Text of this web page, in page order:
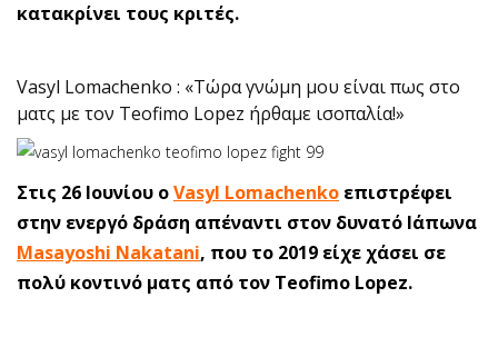
κατακρίνει τους κριτές.
Vasyl Lomachenko : «Τώρα γνώμη μου είναι πως στο
ματς με τον Teofimo Lopez ήρθαμε ισοπαλία!»
Στις 26 Ιουνίου οVasyl Lomachenko επιστρέφει
στην ενεργό δράση απέναντι στον δυνατό Ιάπωνα
Masayoshi Nakatani, που το 2019 είχε χάσει σε
πολύ κοντινό ματς από τον Teofimo Lopez.